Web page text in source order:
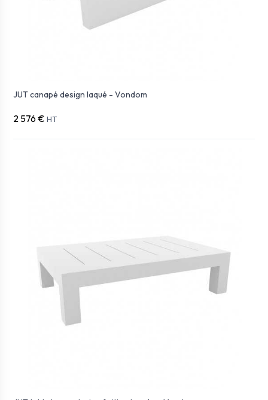
JUT canapé design laqué - Vondom
2 576 € HT